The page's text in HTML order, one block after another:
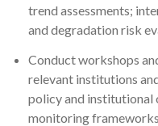
trend assessments;
and degradation risk
Conduct workshops
relevant institutions
policy and
monitoring